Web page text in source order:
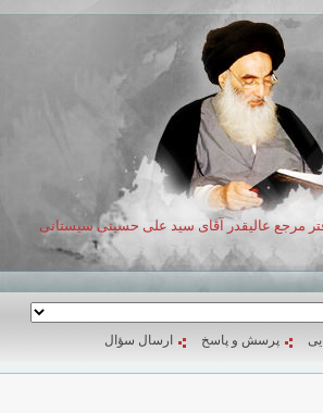
مرجع عالیقدر آقای سید علی حسینی سیستانی
پرسش و پاسخ ارسال سؤال